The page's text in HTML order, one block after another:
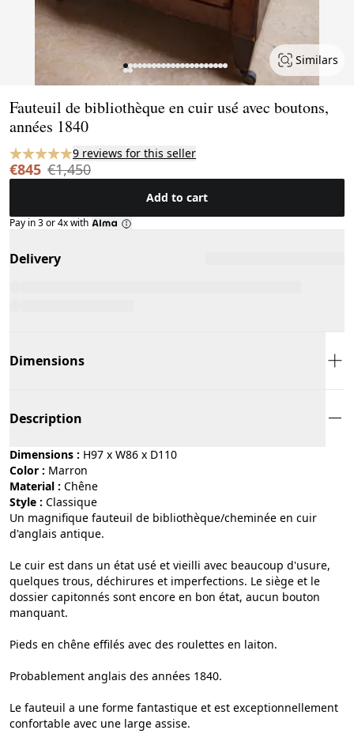
Similars
Fauteuil de bibliothèque en cuir usé avec boutons,
années 1840
9 reviews for this seller
€845 €1,450
Add to cart
Pay in 3 or 4x with
Delivery
Dimensions
Description
Dimensions : H97 x W86 x D110
Color :
marron
Material :
chêne
Style :
classique
Un magnifique fauteuil de bibliothèque/cheminée en cuir
d'anglais antique.
Le cuir est dans un état usé et vieilli avec beaucoup d'usure,
quelques trous, déchirures et imperfections. Le siège et le
dossier capitonnés sont encore en bon état, aucun bouton
manquant.
Pieds en chêne effilés avec des roulettes en laiton.
Probablement anglais des années 1840.
Le fauteuil a une forme fantastique et est exceptionnellement
confortable avec une large assise.